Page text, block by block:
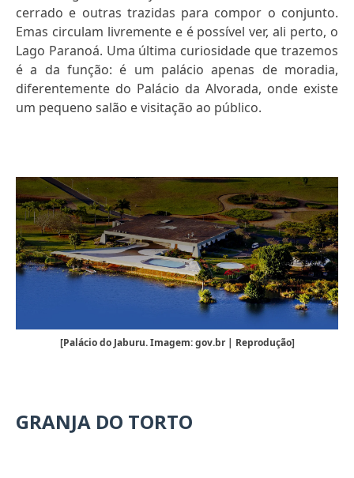
cerrado e outras trazidas para compor o conjunto.
Emas circulam livremente e é possível ver, ali perto, o
Lago Paranoá. Uma última curiosidade que trazemos
é a da função: é um palácio apenas de moradia,
diferentemente do Palácio da Alvorada, onde existe
um pequeno salão e visitação ao público.
[Palácio do Jaburu. Imagem: gov.br | Reprodução]
GRANJA DO TORTO